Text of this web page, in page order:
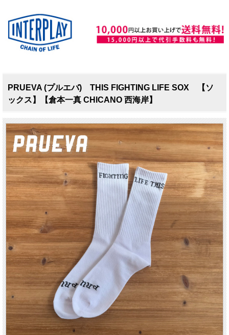
PRUEVA (プルエバ) THIS FIGHTING LIFE SOX 【ソ
ックス】【倉本一真 CHICANO 西海岸】